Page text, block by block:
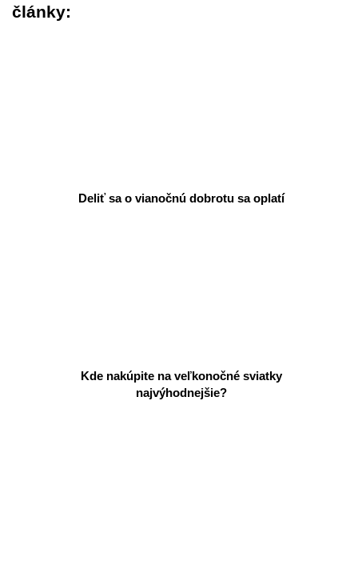
články:
Deliť sa o vianočnú dobrotu sa oplatí
Kde nakúpite na veľkonočné sviatky
najvýhodnejšie?